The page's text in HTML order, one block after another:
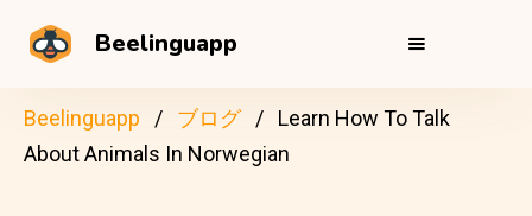
Beelinguapp
Beelinguapp ブログ
Learn How To Talk
About Animals In Norwegian